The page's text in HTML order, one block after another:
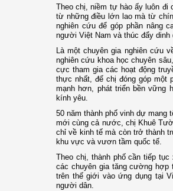
Theo chị, niềm tự hào ấy luôn đi
từ những điều lớn lao mà từ
nghiên cứu để góp phần nâng
người Việt Nam và thúc đẩy
Là một chuyên gia nghiên cứu
nghiên cứu khoa học chuyên
cực tham gia các hoạt động
thực nhất, để chị đóng góp một
mạnh hơn, phát triển bền vững
kính yêu.
50 năm thành phố vinh dự mang
mới cùng cả nước, chị Khuê
chỉ về kinh tế mà còn trở thành
khu vực và vươn tầm quốc tế.
Theo chị, thành phố cần tiếp
các chuyên gia tăng cường hợp
trên thế giới vào ứng dụng tại
người dân.